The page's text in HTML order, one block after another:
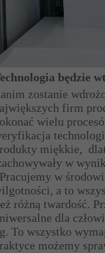
będzie
zostanie
firm
wielu
miękkie,
w
Pracujemy w
a to
różną twardość.
dla
To wszystko
możemy